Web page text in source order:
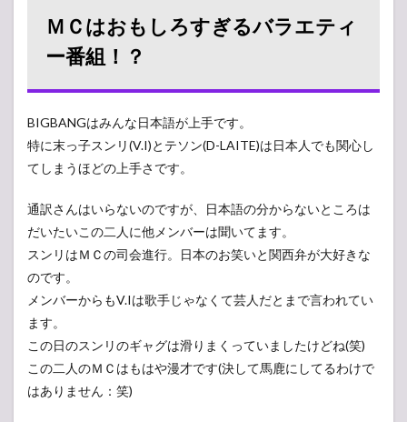
ＭＣはおもしろすぎるバラエティ
ー番組！？
BIGBANGはみんな日本語が上手です。
特に末っ子スンリ(V.I)とテソン(D-LAITE)は日本人でも関心し
てしまうほどの上手さです。
通訳さんはいらないのですが、日本語の分からないところは
だいたいこの二人に他メンバーは聞いてます。
スンリはＭＣの司会進行。日本のお笑いと関西弁が大好きな
のです。
メンバーからもV.Iは歌手じゃなくて芸人だとまで言われてい
ます。
この日のスンリのギャグは滑りまくっていましたけどね(笑)
この二人のＭＣはもはや漫才です(決して馬鹿にしてるわけで
はありません：笑)